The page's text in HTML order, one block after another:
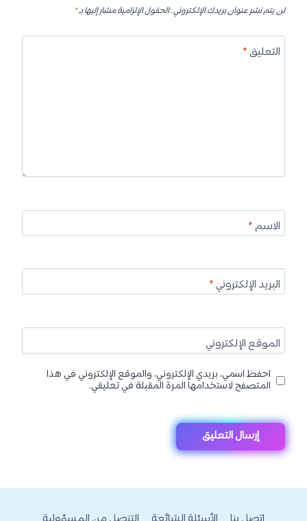
لن يتم نشر عنوان بريدك الإلكتروني.الحقول الإلزامية مشار إليها بـ*
التعليق*
الاسم*
البريد الإلكتروني*
الموقع الإلكتروني
احفظ اسمي، بريدي الإلكتروني، والموقع الإلكتروني في هذا
المتصفح لاستخدامها المرة المقبلة في تعليقي.